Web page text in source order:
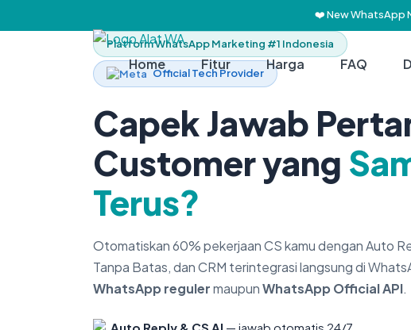
❤️ New WhatsApp
Home Fitur Harga FAQ
Platform WhatsApp Marketing #1 Indonesia
Official Tech Provider
Capek Jawab
Customer yang
Terus?
Otomatiskan 60% pekerjaan CS kamu dengan Auto
Tanpa Batas, dan CRM terintegrasi langsung di
WhatsApp regulermaupunWhatsApp Official API.